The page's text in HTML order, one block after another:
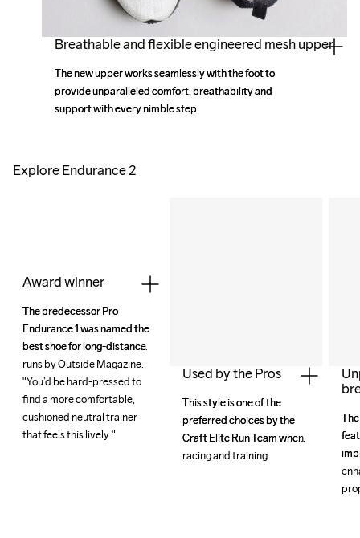
Breathable and flexible engineered mesh upper
The new upper works seamlessly with the foot to
provide unparalleled comfort, breathability and
support with every nimble step.
The new upper works seamlessly with the foot to
provide unparalleled comfort, breathability and
support with every nimble step.
Explore Endurance 2
Award winner
The predecessor Pro
Endurance 1 was named the
best shoe for long-distance
runs by Outside Magazine.
"You’d be hard-pressed to
find a more comfortable,
cushioned neutral trainer
that feels this lively."
The predecessor Pro
Endurance 1 was named the
best shoe for long-distance
runs by Outside Magazine.
"You’d be hard-pressed to
find a more comfortable,
cushioned neutral trainer
that feels this lively."
Used by the Pros
This style is one of the
preferred choices by the
Craft Elite Run Team when
racing and training.
This style is one of the
preferred choices by the
Craft Elite Run Team when
racing and training.